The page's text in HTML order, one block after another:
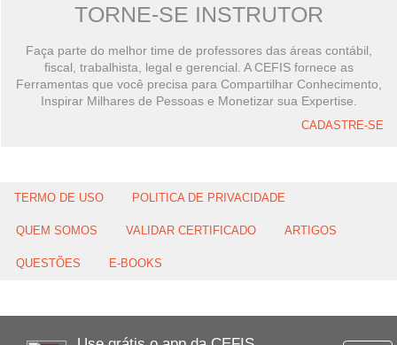
TORNE-SE INSTRUTOR
Faça parte do melhor time de professores das áreas contábil,
fiscal, trabalhista, legal e gerencial. A CEFIS fornece as
Ferramentas que você precisa para Compartilhar Conhecimento,
Inspirar Milhares de Pessoas e Monetizar sua Expertise.
CADASTRE-SE
TERMO DE USO POLITICA DE PRIVACIDADE
QUEM SOMOS VALIDAR CERTIFICADO ARTIGOS
QUESTÕES E-BOOKS